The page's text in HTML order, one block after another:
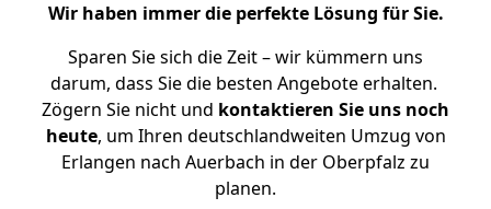
Wir haben immer die perfekte Lösung für Sie.
Sparen Sie sich die Zeit – wir kümmern uns
darum, dass Sie die besten Angebote erhalten.
Zögern Sie nicht und kontaktieren Sie uns noch
heute, um Ihren deutschlandweiten Umzug von
Erlangen nach Auerbach in der Oberpfalz zu
planen.